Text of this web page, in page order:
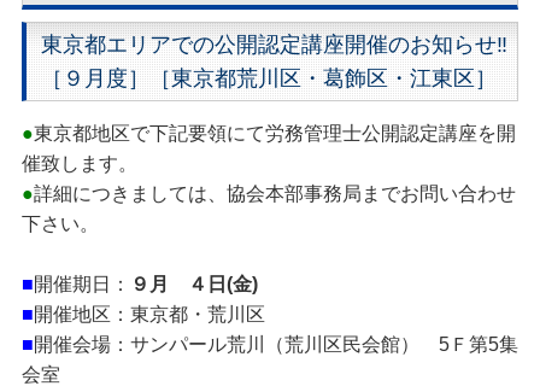
東京都エリアでの公開認定講座開催のお知らせ‼
［９月度］［東京都荒川区・葛飾区・江東区］
●東京都地区で下記要領にて労務管理士公開認定講座を開
催致します。
●詳細につきましては、協会本部事務局までお問い合わせ
下さい。
■開催期日：
９月 ４日(金)
■開催地区：東京都・荒川区
■開催会場：サンパール荒川（荒川区民会館） 5Ｆ第5集
会室